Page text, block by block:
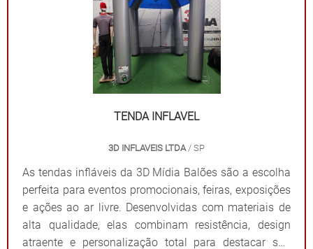
público e fortalece sua presença em qualquer evento.
Por que escolher as tendas infláveis da 3D Mídia
impressões exclusivas. Praticidade: Fácil transporte,
montagem e desmontagem. Durabilidade: Feitas com
materiais resistentes para uso frequente. Impacto
visual: Garantem destaque em meio a qualquer
inesquecível com uma solução que combina
funcionalidade e impacto visual!
TENDA INFLAVEL
3D INFLAVEIS LTDA/ SP
As tendas infláveis da 3D Mídia Balões são a escolha
perfeita para eventos promocionais, feiras, exposições
e ações ao ar livre. Desenvolvidas com materiais de
alta qualidade, elas combinam resistência, design
atraente e personalização total para destacar sua